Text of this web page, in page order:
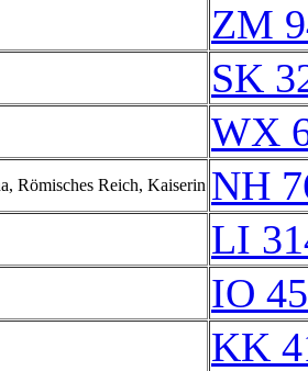
ZM
SK
WX
Römisches Reich, Kaiserin NH
LI
IO
KK